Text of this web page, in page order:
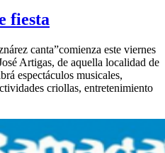
fiesta
canta”comienza este viernes
Artigas, de aquella localidad de
espectáculos musicales,
criollas, entretenimiento